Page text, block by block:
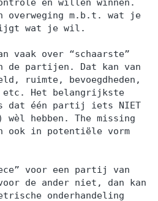
en willen winnen.
overweging m.b.t. wat je
wat je wil.
vaak over “schaarste”
de partijen. Dat kan van
ruimte, bevoegdheden,
etc. Het belangrijkste
is dat één partij iets NIET
hebben. The missing
ook in potentiële vorm
voor een partij van
de ander niet, dan kan
onderhandeling